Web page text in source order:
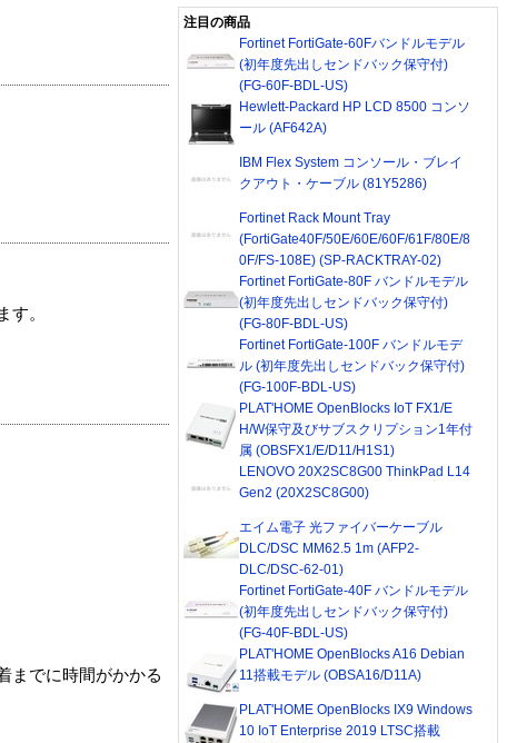
す。
までに時間がかかる
注目の商品
Fortinet FortiGate-60Fバンドルモデル
(初年度先出しセンドバック保守付)
(FG-60F-BDL-US)
Hewlett-Packard HP LCD 8500 コンソ
ール (AF642A)
IBM Flex System コンソール・ブレイ
クアウト・ケーブル (81Y5286)
Fortinet Rack Mount Tray
(FortiGate40F/50E/60E/60F/61F/80E/8
0F/FS-108E) (SP-RACKTRAY-02)
Fortinet FortiGate-80F バンドルモデル
(初年度先出しセンドバック保守付)
(FG-80F-BDL-US)
Fortinet FortiGate-100F バンドルモデ
ル (初年度先出しセンドバック保守付)
(FG-100F-BDL-US)
PLAT'HOME OpenBlocks IoT FX1/E
H/W保守及びサブスクリプション1年付
属 (OBSFX1/E/D11/H1S1)
LENOVO 20X2SC8G00 ThinkPad L14
Gen2 (20X2SC8G00)
エイム電子 光ファイバーケーブル
DLC/DSC MM62.5 1m (AFP2-
DLC/DSC-62-01)
Fortinet FortiGate-40F バンドルモデル
(初年度先出しセンドバック保守付)
(FG-40F-BDL-US)
PLAT'HOME OpenBlocks A16 Debian
11搭載モデル (OBSA16/D11A)
PLAT'HOME OpenBlocks IX9 Windows
10 IoT Enterprise 2019 LTSC搭載